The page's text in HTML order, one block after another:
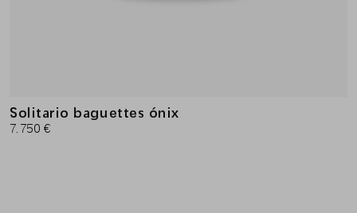
Solitario baguettes ónix
7.750 €